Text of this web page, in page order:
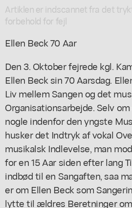
Artiklen er indscannet fra det
forbehold for fejl
Ellen Beck 70 Aar
Den 3. Oktober fejrede kgl.
Ellen Beck sin 70 Aarsdag.
Liv mellem Sangen og det
Organisationsarbejde. Selv
nogle indenfor den yngste
husker det Indtryk af vokal
musikalsk Indlevelse, man
for en 15 Aar siden efter lang
indbød til en Sangaften, saa
er om Ellen Beck som
lytte til ældres Beretninger